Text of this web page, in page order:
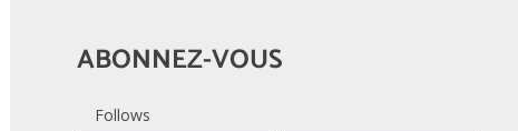
ABONNEZ-VOUS
Follows